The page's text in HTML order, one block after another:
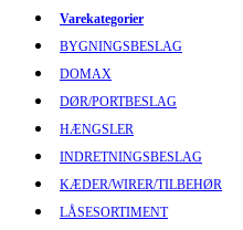
Varekategorier
BYGNINGSBESLAG
DOMAX
DØR/PORTBESLAG
HÆNGSLER
INDRETNINGSBESLAG
KÆDER/WIRER/TILBEHØR
LÅSESORTIMENT